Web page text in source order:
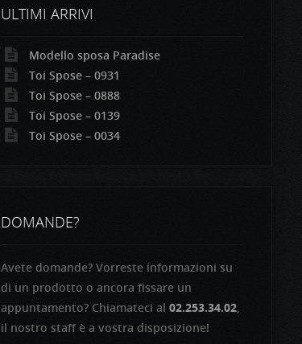
ULTIMI ARRIVI
Modello sposa Paradise
Toi Spose – 0931
Toi Spose – 0888
Toi Spose – 0139
Toi Spose – 0034
DOMANDE?
Avete domande? Vorreste informazioni su
di un prodotto o ancora fissare un
appuntamento? Chiamateci al 02.253.34.02,
il nostro staff è a vostra disposizione!